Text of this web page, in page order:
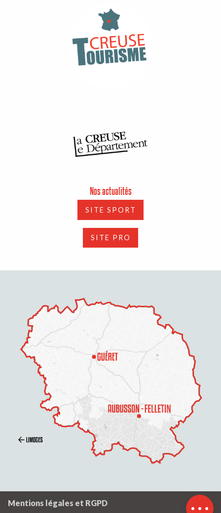
Prestations
Contacter par
email
Nos actualités
SITE SPORT
SITE PRO
Mentions légales et RGPD